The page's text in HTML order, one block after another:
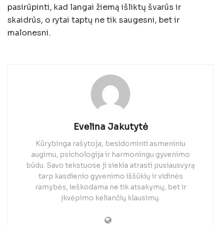
pasirūpinti, kad langai žiemą išliktų švarūs ir
skaidrūs, o rytai taptų ne tik saugesni, bet ir
malonesni.
Evelina Jakutytė
Kūrybinga rašytoja, besidominti asmeniniu
augimu, psichologija ir harmoningu gyvenimo
būdu. Savo tekstuose ji siekia atrasti pusiausvyrą
tarp kasdienio gyvenimo iššūkių ir vidinės
ramybės, ieškodama ne tik atsakymų, bet ir
įkvėpimo keliančių klausimų.